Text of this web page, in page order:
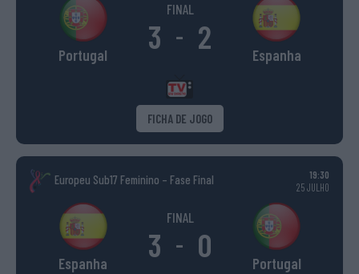
Portugal
FINAL
3 - 2 Espanha
FICHA DE JOGO
Europeu Sub17 Feminino – Fase Final
19:30
25 JULHO
Espanha
FINAL
3 - 0 Portugal